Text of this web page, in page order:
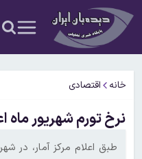
خانه اقتصادی
نرخ تورم شهریور ماه